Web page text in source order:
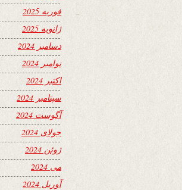
فوریه 2025
ژانویه 2025
دسامبر 2024
نوامبر 2024
اکتبر 2024
سپتامبر 2024
آگوست 2024
جولای 2024
ژوئن 2024
می 2024
آوریل 2024